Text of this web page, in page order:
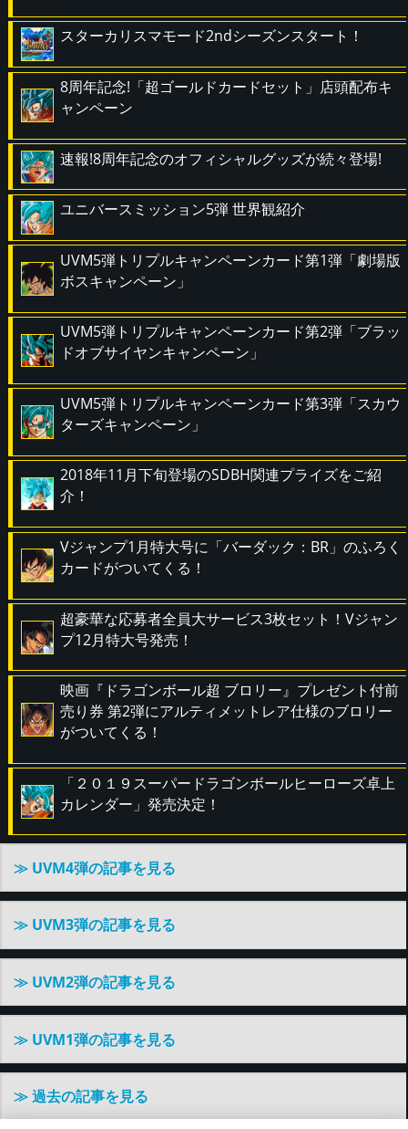
スターカリスマモード2ndシーズンスタート！
8周年記念!「超ゴールドカードセット」店頭配布キ
ャンペーン
速報!8周年記念のオフィシャルグッズが続々登場!
ユニバースミッション5弾 世界観紹介
UVM5弾トリプルキャンペーンカード第1弾「劇場版
ボスキャンペーン」
UVM5弾トリプルキャンペーンカード第2弾「ブラッ
ドオブサイヤンキャンペーン」
UVM5弾トリプルキャンペーンカード第3弾「スカウ
ターズキャンペーン」
2018年11月下旬登場のSDBH関連プライズをご紹
介！
Vジャンプ1月特大号に「バーダック：BR」のふろく
カードがついてくる！
超豪華な応募者全員大サービス3枚セット！Vジャン
プ12月特大号発売！
映画『ドラゴンボール超 ブロリー』プレゼント付前
売り券 第2弾にアルティメットレア仕様のブロリー
がついてくる！
「２０１９スーパードラゴンボールヒーローズ卓上
カレンダー」発売決定！
≫ UVM4弾の記事を見る
≫ UVM3弾の記事を見る
≫ UVM2弾の記事を見る
≫ UVM1弾の記事を見る
≫ 過去の記事を見る